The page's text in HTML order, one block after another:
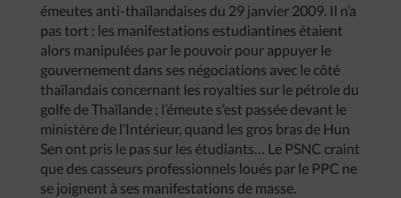
émeutes anti-thaïlandaises du 29 janvier 2009. Il n’a
pas tort : les manifestations estudiantines étaient
alors manipulées par le pouvoir pour appuyer le
gouvernement dans ses négociations avec le côté
thaïlandais concernant les royalties sur le pétrole du
golfe de Thaïlande ; l’émeute s’est passée devant le
ministère de l’Intérieur, quand les gros bras de Hun
Sen ont pris le pas sur les étudiants… Le PSNC craint
que des casseurs professionnels loués par le PPC ne
se joignent à ses manifestations de masse.